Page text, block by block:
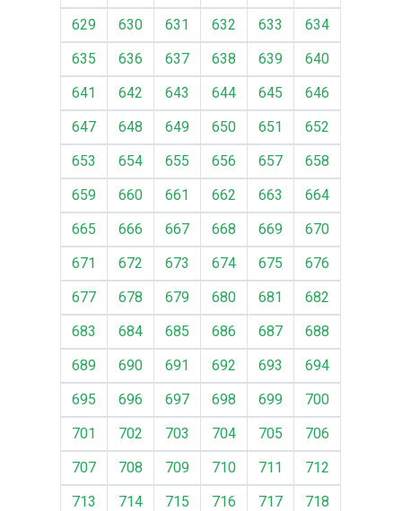
629
630 631 632 633
634
635
636 637 638 639
640
641
642 643 644 645
646
647
648 649 650 651
652
653
654 655 656 657
658
659
660 661 662 663
664
665
666 667 668 669
670
671
672 673 674 675
676
677
678 679 680 681
682
683
684 685 686 687
688
689
690 691 692 693
694
695
696 697 698 699
700
701
702 703 704 705
706
707
708 709 710 711
712
713
714 715 716 717
718